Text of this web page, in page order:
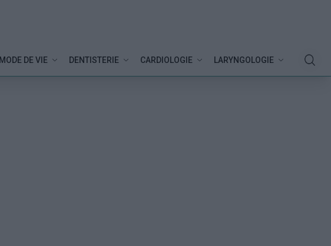
MODE DE VIE DENTISTERIE CARDIOLOGIE LARYNGOLOGIE